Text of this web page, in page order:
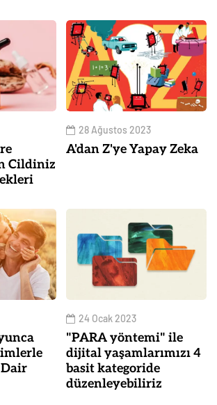
Cildiniz
28 Ağustos 2023
A'dan Z'ye Yapay Zeka
24 Ocak 2023
"PARA yöntemi" ile
dijital yaşamlarımızı 4
basit kategoride
düzenleyebiliriz